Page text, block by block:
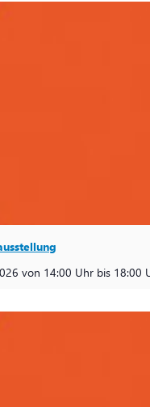
von 14:00 Uhr bis 18:00